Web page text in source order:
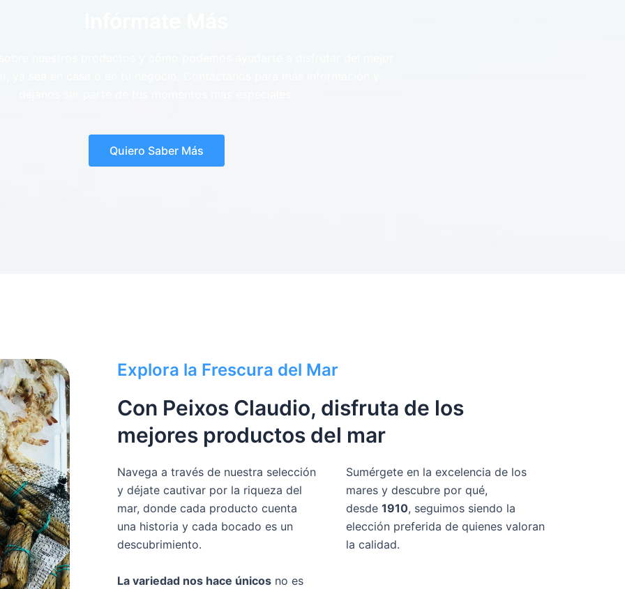
Quiero Saber Más
Explora la Frescura del Mar
Con Peixos Claudio, disfruta de los
mejores productos del mar
Navega a través de nuestra selección
y déjate cautivar por la riqueza del
mar, donde cada producto cuenta
una historia y cada bocado es un
descubrimiento.
La variedad nos hace únicos no es
Sumérgete en la excelencia de los
mares y descubre por qué,
desde 1910, seguimos siendo la
elección preferida de quienes valoran
la calidad.